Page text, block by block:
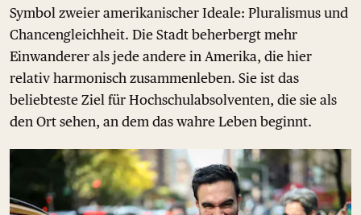
Symbol zweier amerikanischer Ideale: Pluralismus und
Chancengleichheit. Die Stadt beherbergt mehr
Einwanderer als jede andere in Amerika, die hier
relativ harmonisch zusammenleben. Sie ist das
beliebteste Ziel für Hochschulabsolventen, die sie als
den Ort sehen, an dem das wahre Leben beginnt.